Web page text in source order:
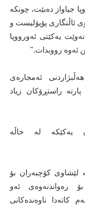
جیاواز دەبێت، چونکە
ئاڵنگاری پۆپۆلیست و
یەکێتی ئەورووپا
ئەوە رووبدات."
ئەمجارەی
راستڕۆکان زیاد
یەکێكە لە خاڵە
لێشاوی کۆچبەران بۆ
رەواندنەوەی ئەو
کاتەدا ناوەندەکانی